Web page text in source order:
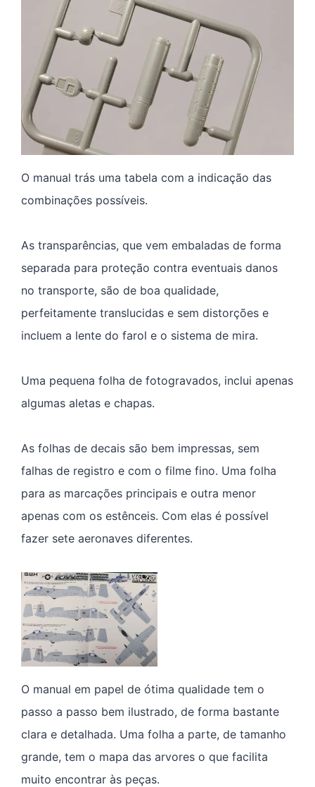
O manual trás uma tabela com a indicação das
combinações possíveis.
As transparências, que vem embaladas de forma
separada para proteção contra eventuais danos
no transporte, são de boa qualidade,
perfeitamente translucidas e sem distorções e
incluem a lente do farol e o sistema de mira.
Uma pequena folha de fotogravados, inclui apenas
algumas aletas e chapas.
As folhas de decais são bem impressas, sem
falhas de registro e com o filme fino. Uma folha
para as marcações principais e outra menor
apenas com os estênceis. Com elas é possível
fazer sete aeronaves diferentes.
O manual em papel de ótima qualidade tem o
passo a passo bem ilustrado, de forma bastante
clara e detalhada. Uma folha a parte, de tamanho
grande, tem o mapa das arvores o que facilita
muito encontrar às peças.